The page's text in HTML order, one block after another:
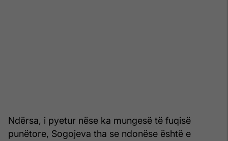
Ndërsa, i pyetur nëse ka mungesë të fuqisë
punëtore, Sogojeva tha se ndonëse është e